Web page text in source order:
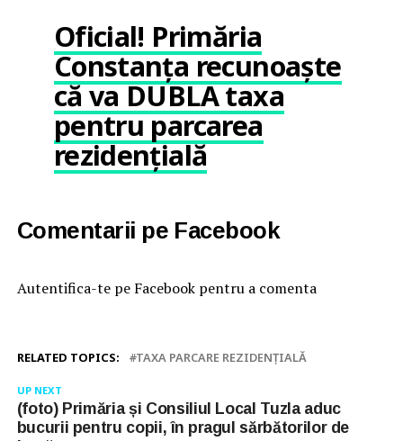
Oficial! Primăria
Constanța recunoaște
că va DUBLA taxa
pentru parcarea
rezidențială
Comentarii pe Facebook
Autentifica-te pe Facebook pentru a comenta
RELATED TOPICS: TAXA PARCARE REZIDENȚIALĂ
UP NEXT
(foto) Primăria și Consiliul Local Tuzla aduc
bucurii pentru copii, în pragul sărbătorilor de